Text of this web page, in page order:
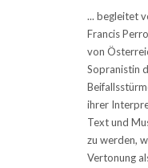
... begleitet
Francis
von
Sopranistin
ihrer
Text und
zu werden,
Vertonung